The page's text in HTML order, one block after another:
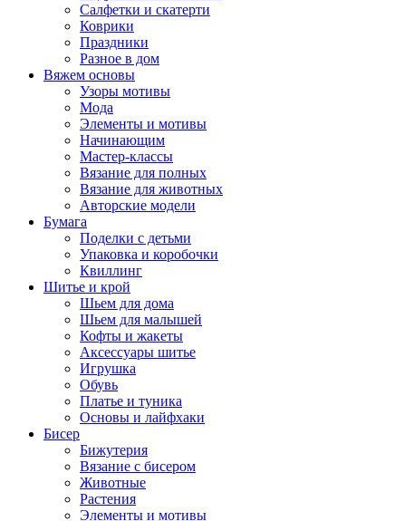
Салфетки и скатерти
Коврики
Праздники
Разное в дом
Вяжем основы
Узоры мотивы
Мода
Элементы и мотивы
Начинающим
Мастер-классы
Вязание для полных
Вязание для животных
Авторские модели
Бумага
Поделки с детьми
Упаковка и коробочки
Квиллинг
Шитье и крой
Шьем для дома
Шьем для малышей
Кофты и жакеты
Аксессуары шитье
Игрушка
Обувь
Платье и туника
Основы и лайфхаки
Бисер
Бижутерия
Вязание с бисером
Животные
Растения
Элементы и мотивы